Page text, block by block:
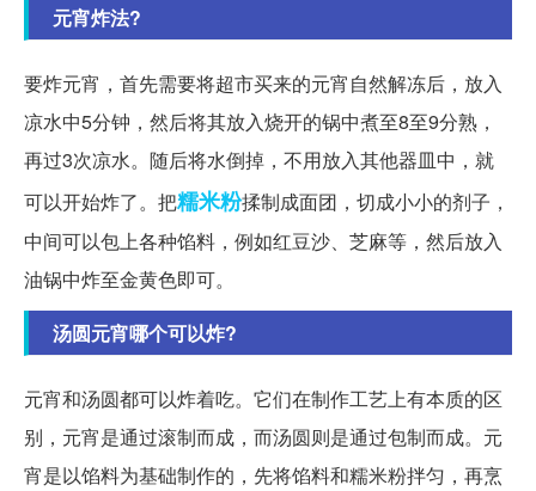
元宵炸法?
要炸元宵，首先需要将超市买来的元宵自然解冻后，放入
凉水中5分钟，然后将其放入烧开的锅中煮至8至9分熟，
再过3次凉水。随后将水倒掉，不用放入其他器皿中，就
可以开始炸了。把糯米粉揉制成面团，切成小小的剂子，
中间可以包上各种馅料，例如红豆沙、芝麻等，然后放入
油锅中炸至金黄色即可。
汤圆元宵哪个可以炸?
元宵和汤圆都可以炸着吃。它们在制作工艺上有本质的区
别，元宵是通过滚制而成，而汤圆则是通过包制而成。元
宵是以馅料为基础制作的，先将馅料和糯米粉拌匀，再烹